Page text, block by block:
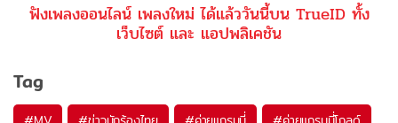
ฟังเพลงออนไลน์ เพลงใหม่ ได้แล้ววันนี้บน TrueID ทั้ง
เว็บไซต์ และ แอปพลิเคชัน
Tag